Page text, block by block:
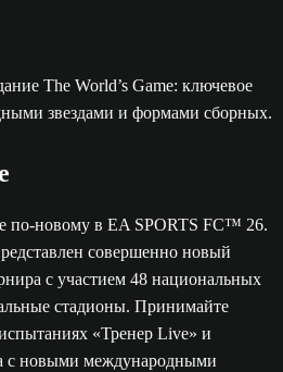
по-новому в EA SPORTS FC™ 26.
совершенно новый
с участием 48 национальных
стадионы. Принимайте
«Тренер Live» и
с новыми международными